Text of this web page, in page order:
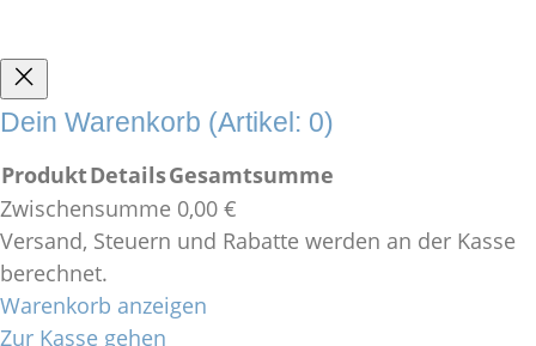
Dein Warenkorb (Artikel: 0)
Produkte
im
Warenkorb
ProduktDetailsGesamtsumme
Zwischensumme 0,00 €
Versand, Steuern und Rabatte werden an der Kasse
berechnet.
Warenkorb anzeigen
Zur Kasse gehen